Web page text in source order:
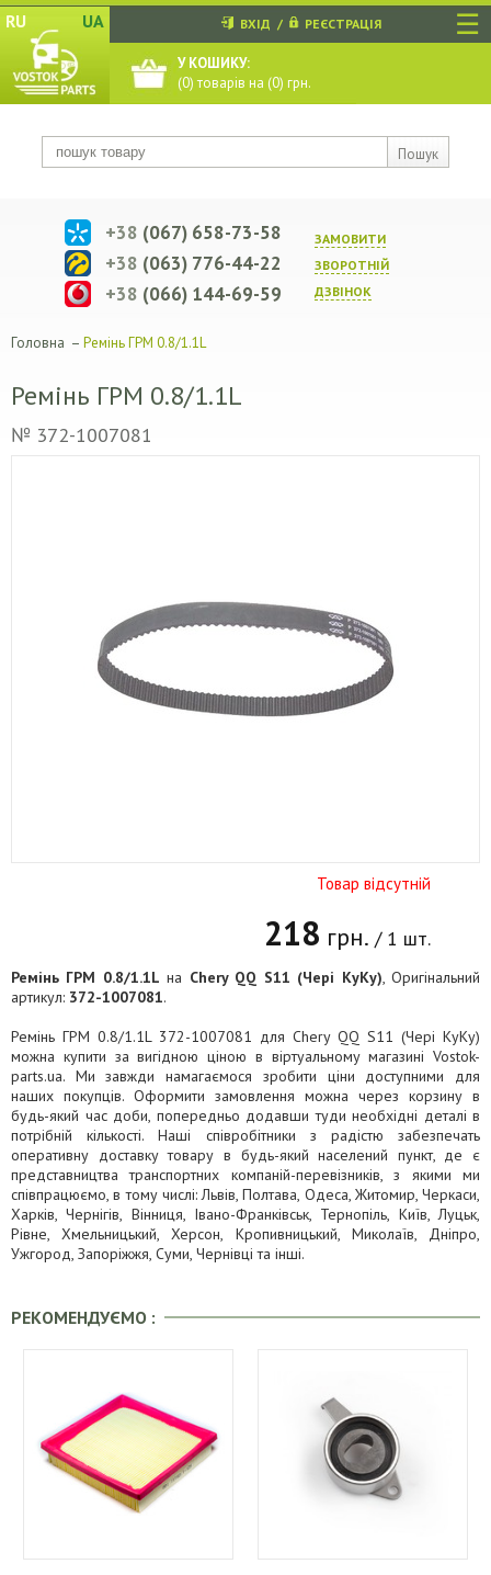
☰
RU UA
Пошук
ВХІД / РЕЄСТРАЦІЯ
У КОШИКУ:
(0) товарів на (0) грн.
ЗАМОВИТИ
ЗВОРОТНIЙ
ДЗВIНОК
+38 (067) 658-73-58
+38 (063) 776-44-22
+38 (066) 144-69-59
Головна – Ремінь ГРМ 0.8/1.1L
Ремінь ГРМ 0.8/1.1L
№ 372-1007081
Товар відсутній
218 грн. / 1 шт.
Ремінь ГРМ 0.8/1.1L на Chery QQ S11 (Чері КуКу), Оригінальний
артикул: 372-1007081.
Ремінь ГРМ 0.8/1.1L 372-1007081 для Chery QQ S11 (Чері КуКу)
можна купити за вигідною ціною в віртуальному магазині Vostok-
parts.ua. Ми завжди намагаємося зробити ціни доступними для
наших покупців. Оформити замовлення можна через корзину в
будь-який час доби, попередньо додавши туди необхідні деталі в
потрібній кількості. Наші співробітники з радістю забезпечать
оперативну доставку товару в будь-який населений пункт, де є
представництва транспортних компаній-перевізників, з якими ми
співпрацюємо, в тому числі: Львів, Полтава, Одеса, Житомир, Черкаси,
Харків, Чернігів, Вінниця, Івано-Франківськ, Тернопіль, Київ, Луцьк,
Рівне, Хмельницький, Херсон, Кропивницький, Миколаїв, Дніпро,
Ужгород, Запоріжжя, Суми, Чернівці та інші.
РЕКОМЕНДУЄМО :